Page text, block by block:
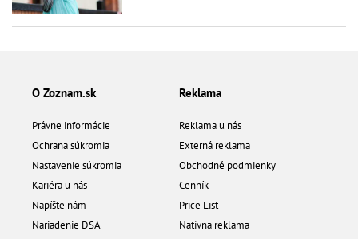
O Zoznam.sk
Právne informácie
Ochrana súkromia
Nastavenie súkromia
Kariéra u nás
Napíšte nám
Nariadenie DSA
Reklama
Reklama u nás
Externá reklama
Obchodné podmienky
Cenník
Price List
Natívna reklama